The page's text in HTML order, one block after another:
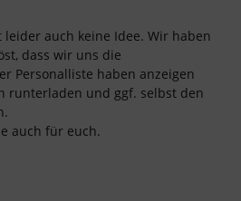
auch keine Idee. Wir haben
dass wir uns die
Personalliste haben anzeigen
runterladen und ggf. selbst den
auch für euch.